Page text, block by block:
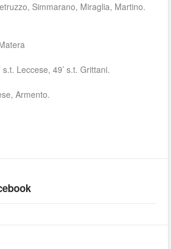
Simmarano, Miraglia, Martino.
s.t. Leccese, 49’ s.t. Grittani.
Armento.